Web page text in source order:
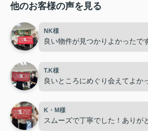
他のお客様の声を見る
NK様
良い物件が見つかりよかったで
T.K様
良いところにめぐり会えてよか
K・M様
スムーズで丁寧でした！ありが